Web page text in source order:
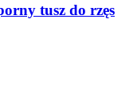
tusz do rzęs